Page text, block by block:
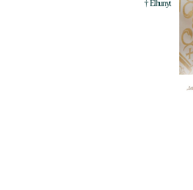
† Elhunyt